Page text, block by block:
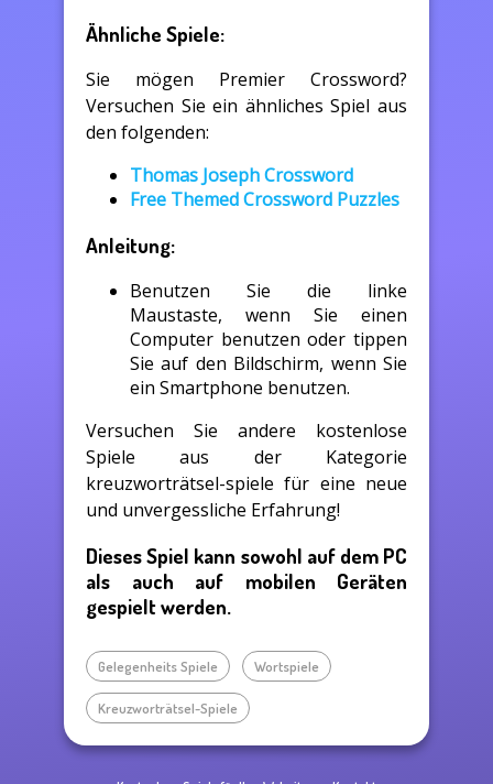
Ähnliche Spiele:
Sie mögen Premier Crossword?
Versuchen Sie ein ähnliches Spiel aus
den folgenden:
Thomas Joseph Crossword
Free Themed Crossword Puzzles
Anleitung:
Benutzen Sie die linke
Maustaste, wenn Sie einen
Computer benutzen oder tippen
Sie auf den Bildschirm, wenn Sie
ein Smartphone benutzen.
Versuchen Sie andere kostenlose
Spiele aus der Kategorie
kreuzworträtsel-spiele für eine neue
und unvergessliche Erfahrung!
Dieses Spiel kann sowohl auf dem PC
als auch auf mobilen Geräten
gespielt werden.
Gelegenheits Spiele Wortspiele
Kreuzworträtsel-Spiele